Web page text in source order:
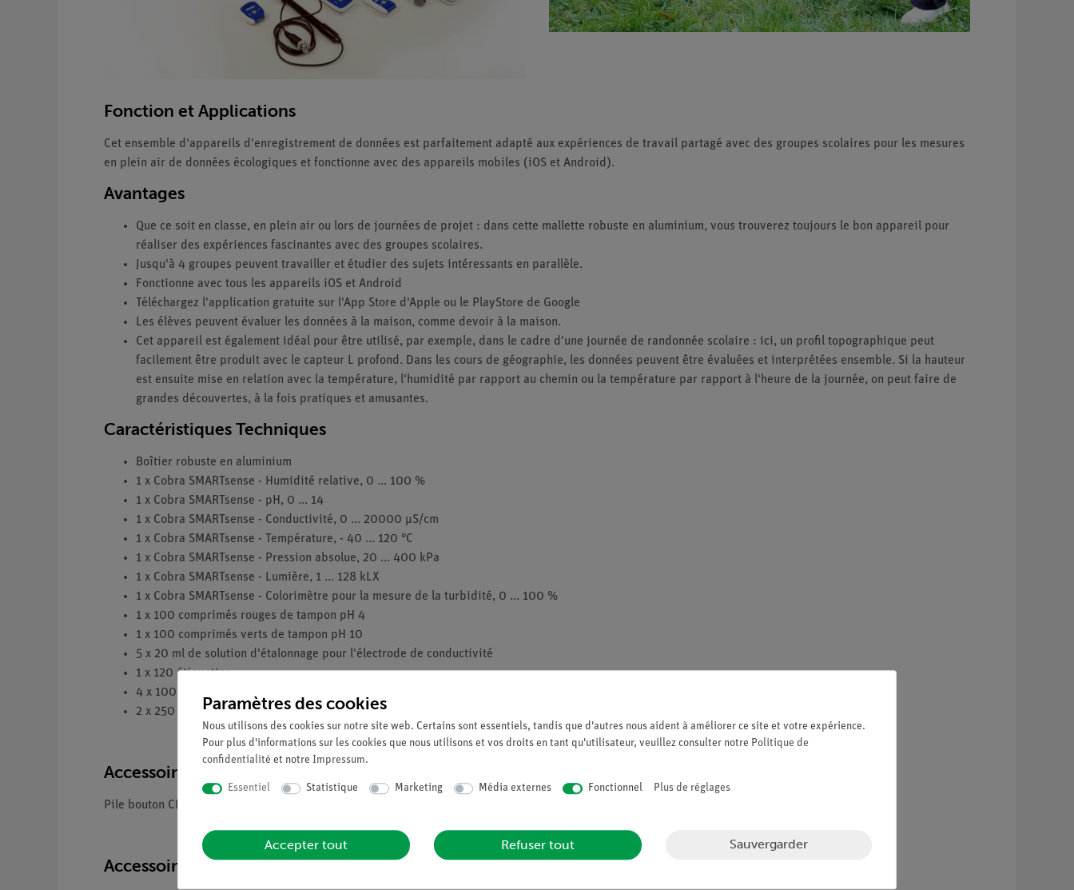
Fonction et Applications
Cet ensemble d'appareils d'enregistrement de données est parfaitement adapté aux expériences de travail partagé avec des groupes scolaires pour les mesures
en plein air de données écologiques et fonctionne avec des appareils mobiles (iOS et Android).
Avantages
Que ce soit en classe, en plein air ou lors de journées de projet : dans cette mallette robuste en aluminium, vous trouverez toujours le bon appareil pour
réaliser des expériences fascinantes avec des groupes scolaires.
Jusqu'à 4 groupes peuvent travailler et étudier des sujets intéressants en parallèle.
Fonctionne avec tous les appareils iOS et Android
Téléchargez l'application gratuite sur l'App Store d'Apple ou le PlayStore de Google
Les élèves peuvent évaluer les données à la maison, comme devoir à la maison.
Cet appareil est également idéal pour être utilisé, par exemple, dans le cadre d'une journée de randonnée scolaire : ici, un profil topographique peut
facilement être produit avec le capteur L profond. Dans les cours de géographie, les données peuvent être évaluées et interprétées ensemble. Si la hauteur
est ensuite mise en relation avec la température, l'humidité par rapport au chemin ou la température par rapport à l'heure de la journée, on peut faire de
grandes découvertes, à la fois pratiques et amusantes.
Caractéristiques Techniques
Boîtier robuste en aluminium
1 x Cobra SMARTsense - Humidité relative, 0 ... 100 %
1 x Cobra SMARTsense - pH, 0 ... 14
1 x Cobra SMARTsense - Conductivité, 0 ... 20000 µS/cm
1 x Cobra SMARTsense - Température, - 40 ... 120 °C
1 x Cobra SMARTsense - Pression absolue, 20 ... 400 kPa
1 x Cobra SMARTsense - Lumière, 1 ... 128 kLX
1 x Cobra SMARTsense - Colorimètre pour la mesure de la turbidité, 0 ... 100 %
1 x 100 comprimés rouges de tampon pH 4
1 x 100 comprimés verts de tampon pH 10
5 x 20 ml de solution d'étalonnage pour l'électrode de conductivité
1 x 120 étiquettes
4 x 100 ml bride carrée (HDPE)
2 x 250 ml bécher de laboratoire en PP
Accessoires nécessaires
Pile bouton CR2032, 3V (2 pièces) 07922-17
Accessoires optionnels
Paramètres des cookies
Nous utilisons des cookies sur notre site web. Certains sont essentiels, tandis que d'autres nous aident à améliorer ce site et votre expérience.
Pour plus d'informations sur les cookies que nous utilisons et vos droits en tant qu'utilisateur, veuillez consulter notre Politique de
confidentialité et notre Impressum.
Essentiel Statistique Marketing Média externes Fonctionnel Plus de réglages
Accepter tout Refuser tout Sauvergarder